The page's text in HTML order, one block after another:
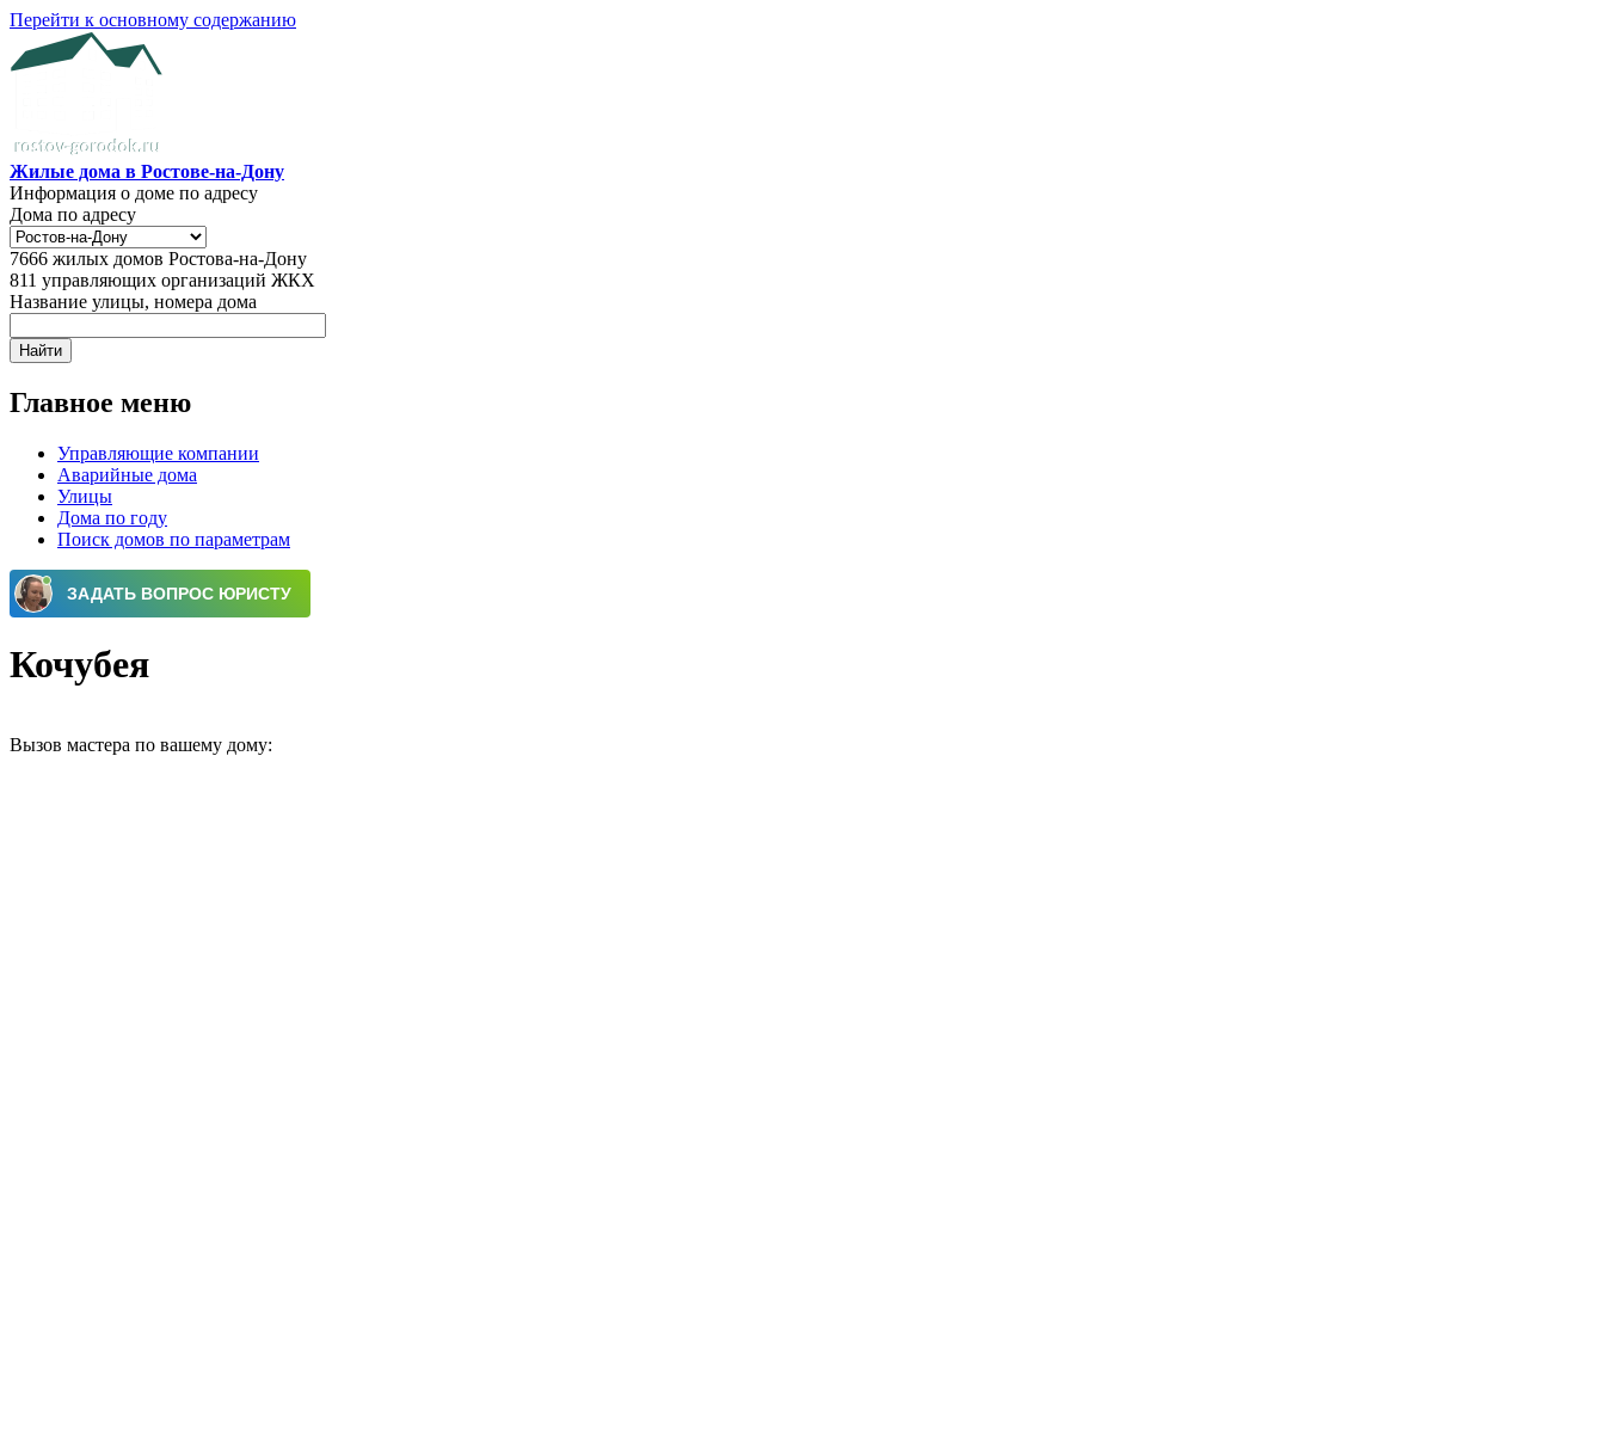
Перейти к основному содержанию
Жилые дома в Ростове-на-Дону
Информация о доме по адресу
Дома по адресу
7666 жилых домов Ростова-на-Дону
811 управляющих организаций ЖКХ
Название улицы, номера дома
Главное меню
Управляющие компании
Аварийные дома
Улицы
Дома по году
Поиск домов по параметрам
Кочубея
Вызов мастера по вашему дому: